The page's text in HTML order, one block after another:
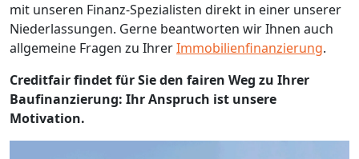
mit unseren Finanz-Spezialisten direkt in einer unserer
Niederlassungen. Gerne beantworten wir Ihnen auch
allgemeine Fragen zu IhrerImmobilienfinanzierung.
Creditfair findet für Sie den fairen Weg zu Ihrer
Baufinanzierung: Ihr Anspruch ist unsere
Motivation.